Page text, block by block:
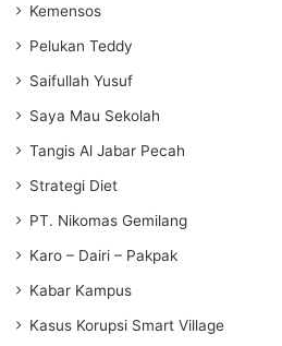
Kemensos
Pelukan Teddy
Saifullah Yusuf
Saya Mau Sekolah
Tangis Al Jabar Pecah
Strategi Diet
PT. Nikomas Gemilang
Karo – Dairi – Pakpak
Kabar Kampus
Kasus Korupsi Smart Village